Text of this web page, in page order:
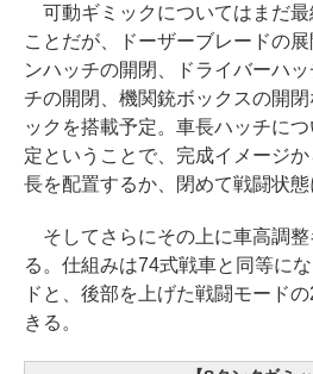
可動ギミックについてはまだ最
ことだが、ドーザーブレードの
ンハッチの開閉、ドライバーハ
チの開閉、機関銃ボックスの開
ックを搭載予定。車長ハッチに
定ということで、完成イメージ
長を配置するか、閉めて戦闘状態
そしてさらにその上に車高調整
る。仕組みは74式戦車と同等に
ドと、後部を上げた戦闘モード
きる。